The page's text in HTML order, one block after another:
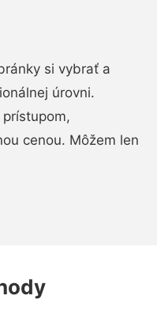
si vybrať a
úrovni.
cenou. Môžem len